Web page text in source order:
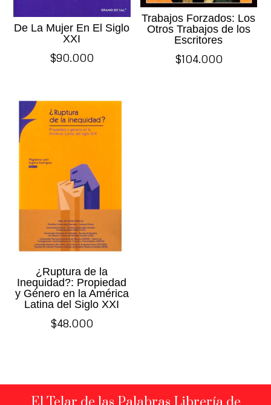
De La Mujer En El Siglo
XXI
$90.000
Trabajos Forzados: Los
Otros Trabajos de los
Escritores
$104.000
¿Ruptura de la
Inequidad?: Propiedad
y Género en la América
Latina del Siglo XXI
$48.000